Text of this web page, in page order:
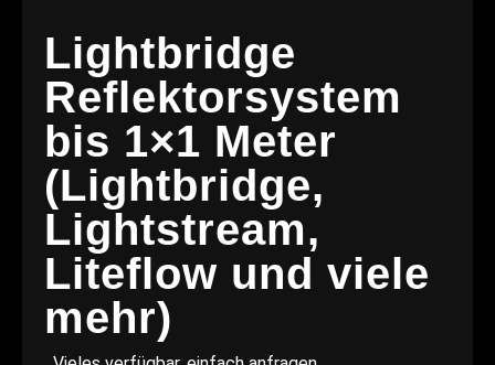
Lightbridge
Reflektorsystem
bis 1×1 Meter
(Lightbridge,
Lightstream,
Liteflow und viele
mehr)